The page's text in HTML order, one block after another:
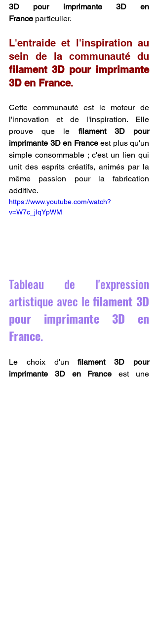
3D pour imprimante 3D en
France particulier.
L'entraide et l'inspiration au
filament 3D pour imprimante
3D en France.
Cette communauté est le moteur de
l'innovation et de l'inspiration. Elle
prouve que le filament 3D pour
imprimante 3D en France est plus qu'un
simple consommable ; c'est un lien qui
unit des esprits créatifs, animés par la
même passion pour la fabrication
additive.
https://www.youtube.com/watch?
v=W7c_jIqYpWM
Tableau de l'expression
artistique avec le filament 3D
pour imprimante 3D en
France.
Le choix d'un filament 3D pour
imprimante 3D en France est une